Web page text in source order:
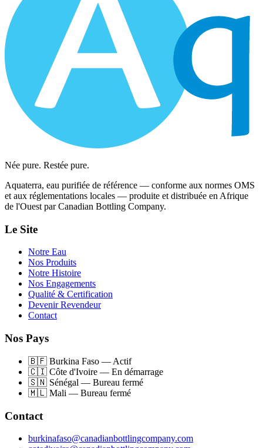
Née pure. Restée pure.
Aquaterra, eau purifiée de référence — conforme aux normes OMS
et aux réglementations locales — produite et distribuée en Afrique
de l'Ouest par Canadian Bottling Company.
Le Site
Notre Eau
Nos Produits
Notre Histoire
Nos Engagements
Qualité & Certification
Devenir Revendeur
Contact
Nos Pays
🇧🇫 Burkina Faso — Actif
🇨🇮 Côte d'Ivoire — En démarrage
🇸🇳 Sénégal — Bureau fermé
🇲🇱 Mali — Bureau fermé
Contact
burkinafaso@canadianbottlingcompany.com